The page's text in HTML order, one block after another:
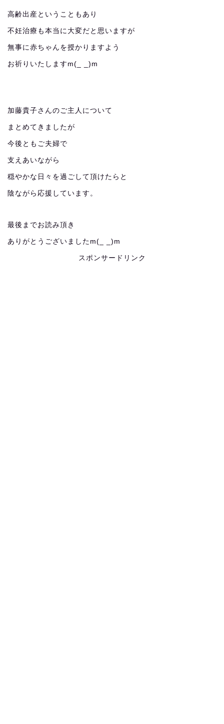
高齢出産ということもあり
不妊治療も本当に大変だと思いますが
無事に赤ちゃんを授かりますよう
お祈りいたしますm(_ _)m
加藤貴子さんのご主人について
まとめてきましたが
今後ともご夫婦で
支えあいながら
穏やかな日々を過ごして頂けたらと
陰ながら応援しています。
最後までお読み頂き
ありがとうございましたm(_ _)m
スポンサードリンク